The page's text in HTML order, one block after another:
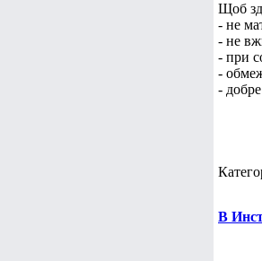
Щоб
- не
- не
- при
-
-
В